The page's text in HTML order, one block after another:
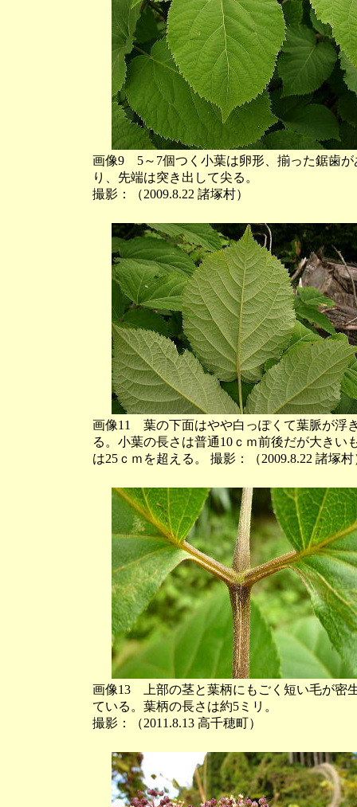
画像9 5～7個つく小葉は卵形、揃った鋸歯が
り、先端は突き出して尖る。
撮影：（2009.8.22 諸塚村）
画像11 葉の下面はやや白っぽくて葉脈が浮
る。小葉の長さは普通10ｃｍ前後だが大きい
は25ｃｍを超える。 撮影：（2009.8.22 諸塚村
画像13 上部の茎と葉柄にもごく短い毛が密
ている。葉柄の長さは約5ミリ。
撮影：（2011.8.13 高千穂町）